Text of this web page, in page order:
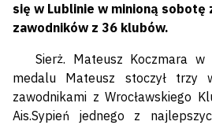
się w Lublinie w minioną sobotę
zawodników z 36 klubów.
Sierż. Mateusz Koczmara w
medalu Mateusz stoczył trzy
zawodnikami z Wrocławskiego
Ais.Sypień jednego z